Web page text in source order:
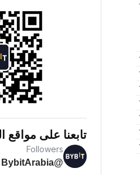
تابعنا على مواقع
Followers
@BybitArabia